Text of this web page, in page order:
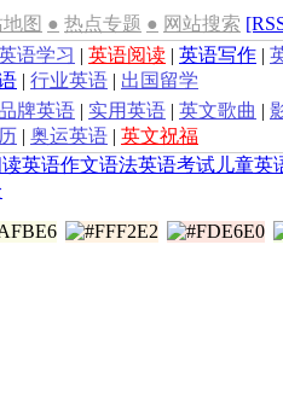
图 ● 热点专题 ● 网站搜索
语学习 | 英语阅读 | 英语写作 |
| 行业英语 | 出国留学
牌英语 | 实用英语 | 英文歌曲 |
历 | 奥运英语 | 英文祝福
英语作文语法英语考试 儿童英